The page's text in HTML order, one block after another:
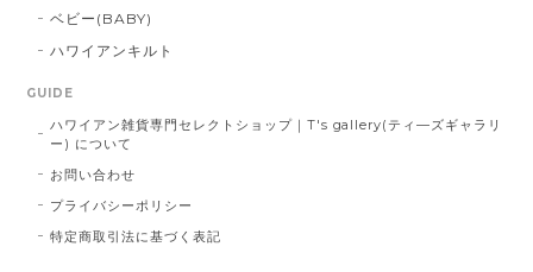
ベビー(BABY)
ハワイアンキルト
GUIDE
ハワイアン雑貨専門セレクトショップ｜T's gallery(ティ―ズギャラリ
ー) について
お問い合わせ
プライバシーポリシー
特定商取引法に基づく表記